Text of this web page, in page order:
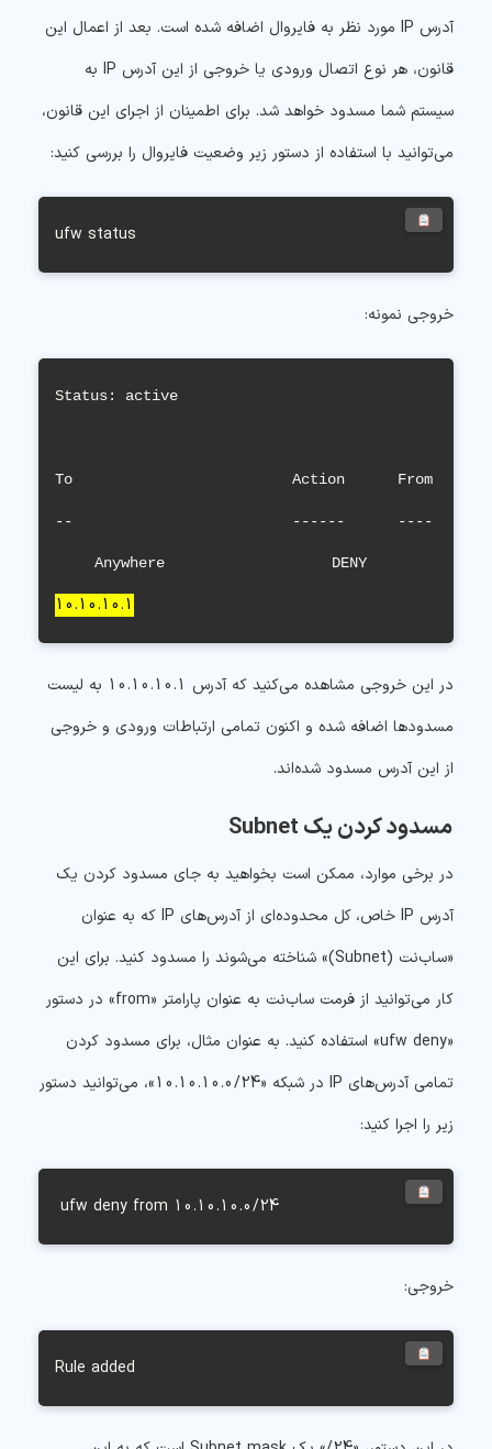
آدرس IP مورد نظر به فایروال اضافه شده است. بعد از اعمال این
قانون، هر نوع اتصال ورودی یا خروجی از این آدرس IP به
سیستم شما مسدود خواهد شد. برای اطمینان از اجرای این قانون،
می‌توانید با استفاده از دستور زیر وضعیت فایروال را بررسی کنید:
ufw status
خروجی نمونه:
Status: active
To                         Action      From
--                         ------      ----
10.10.10.1
در این خروجی مشاهده می‌کنید که آدرس 10.10.10.1 به لیست
مسدودها اضافه شده و اکنون تمامی ارتباطات ورودی و خروجی
از این آدرس مسدود شده‌اند.
مسدود کردن یک Subnet
در برخی موارد، ممکن است بخواهید به جای مسدود کردن یک
آدرس IP خاص، کل محدوده‌ای از آدرس‌های IP که به عنوان
«ساب‌نت (Subnet)» شناخته می‌شوند را مسدود کنید. برای این
کار می‌توانید از فرمت ساب‌نت به عنوان پارامتر «from» در دستور
«ufw deny» استفاده کنید. به عنوان مثال، برای مسدود کردن
تمامی آدرس‌های IP در شبکه «10.10.10.0/24»، می‌توانید دستور
زیر را اجرا کنید:
ufw deny from 10.10.10.0/24
خروجی:
Rule added